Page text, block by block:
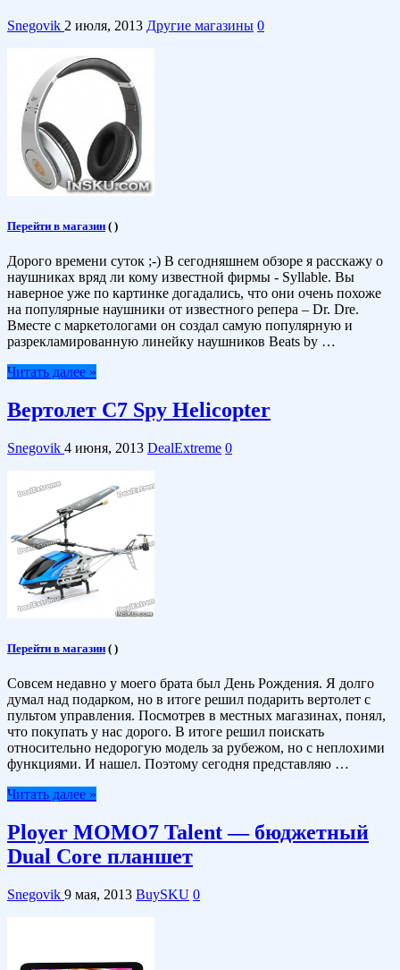
Snegovik 2 июля, 2013 Другие магазины 0
Перейти в магазин ( )
Дорого времени суток ;-) В сегодняшнем обзоре я расскажу о
наушниках вряд ли кому известной фирмы - Syllable. Вы
наверное уже по картинке догадались, что они очень похоже
на популярные наушники от известного репера – Dr. Dre.
Вместе с маркетологами он создал самую популярную и
разрекламированную линейку наушников Beats by …
Читать далее »
Вертолет C7 Spy Helicopter
Snegovik 4 июня, 2013 DealExtreme 0
Перейти в магазин ( )
Совсем недавно у моего брата был День Рождения. Я долго
думал над подарком, но в итоге решил подарить вертолет с
пультом управления. Посмотрев в местных магазинах, понял,
что покупать у нас дорого. В итоге решил поискать
относительно недорогую модель за рубежом, но с неплохими
функциями. И нашел. Поэтому сегодня представляю …
Читать далее »
Ployer MOMO7 Talent — бюджетный
Dual Core планшет
Snegovik 9 мая, 2013 BuySKU 0